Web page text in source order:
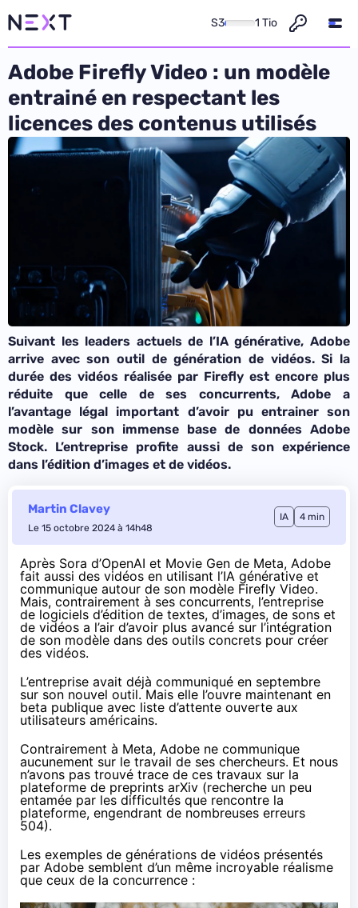
S3 1 Tio
Adobe Firefly Video : un modèle
entrainé en respectant les
licences des contenus utilisés
Suivant les leaders actuels de l’IA générative, Adobe
arrive avec son outil de génération de vidéos. Si la
durée des vidéos réalisée par Firefly est encore plus
réduite que celle de ses concurrents, Adobe a
l’avantage légal important d’avoir pu entrainer son
modèle sur son immense base de données Adobe
Stock. L’entreprise profite aussi de son expérience
dans l’édition d’images et de vidéos.
Martin Clavey
Le 15 octobre 2024 à 14h48
IA 4 min
Après Sora d’OpenAI et Movie Gen de Meta, Adobe
fait aussi des vidéos en utilisant l’IA générative et
communique autour de son modèle Firefly Video.
Mais, contrairement à ses concurrents, l’entreprise
de logiciels d’édition de textes, d’images, de sons et
de vidéos a l’air d’avoir plus avancé sur l’intégration
de son modèle dans des outils concrets pour créer
des vidéos.
L’entreprise avait déjà communiqué en septembre
sur son nouvel outil. Mais elle l’ouvre maintenant en
beta publique avec liste d’attente ouverte aux
utilisateurs américains.
Contrairement à Meta, Adobe ne communique
aucunement sur le travail de ses chercheurs. Et nous
n’avons pas trouvé trace de ces travaux sur la
plateforme de preprints arXiv (recherche un peu
entamée par les difficultés que rencontre la
plateforme, engendrant de nombreuses erreurs
504).
Les exemples de générations de vidéos présentés
par Adobe semblent d’un même incroyable réalisme
que ceux de la concurrence :